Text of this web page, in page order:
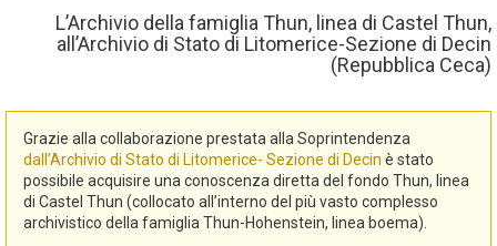
L’Archivio della famiglia Thun, linea di Castel Thun,
all’Archivio di Stato di Litomerice-Sezione di Decin
(Repubblica Ceca)
Grazie alla collaborazione prestata alla Soprintendenza
dall’Archivio di Stato di Litomerice- Sezione di Decin è stato
possibile acquisire una conoscenza diretta del fondo Thun, linea
di Castel Thun (collocato all’interno del più vasto complesso
archivistico della famiglia Thun-Hohenstein, linea boema).